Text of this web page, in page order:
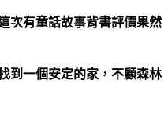
次有童話故事背書評價果然
到一個安定的家，不顧森林